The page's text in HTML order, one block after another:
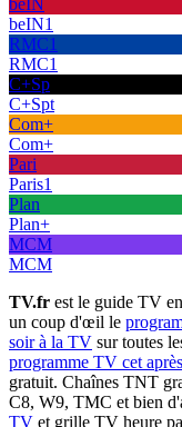
beIN
beIN1
RMC1
RMC1
C+Sp
C+Spt
Com+
Com+
Pari
Paris1
Plan
Plan+
MCM
MCM
TV.fr est le guide TV
un coup d'œil le
soir à la TV sur toutes
programme TV cet
gratuit. Chaînes TNT
C8, W9, TMC et bien
TV et grille TV heure